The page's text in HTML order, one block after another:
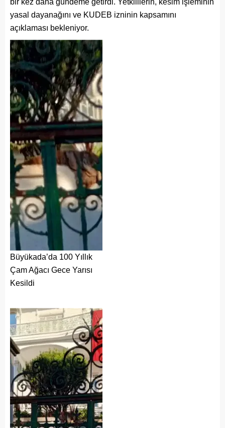
bir kez daha gündeme getirdi. Yetkililerin, kesim işleminin
yasal dayanağını ve KUDEB izninin kapsamını
açıklaması bekleniyor.
Büyükada’da 100 Yıllık
Çam Ağacı Gece Yarısı
Kesildi